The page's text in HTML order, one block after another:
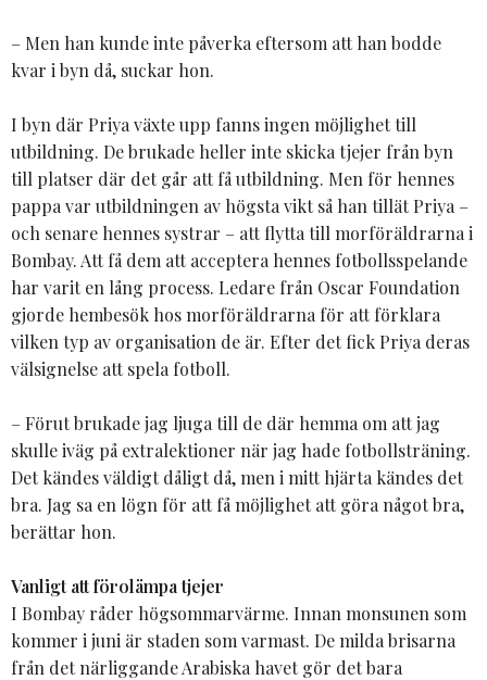
– Men han kunde inte påverka eftersom att han bodde
kvar i byn då, suckar hon.
I byn där Priya växte upp fanns ingen möjlighet till
utbildning. De brukade heller inte skicka tjejer från byn
till platser där det går att få utbildning. Men för hennes
pappa var utbildningen av högsta vikt så han tillät Priya –
och senare hennes systrar – att flytta till morföräldrarna i
Bombay. Att få dem att acceptera hennes fotbollsspelande
har varit en lång process. Ledare från Oscar Foundation
gjorde hembesök hos morföräldrarna för att förklara
vilken typ av organisation de är. Efter det fick Priya deras
välsignelse att spela fotboll.
– Förut brukade jag ljuga till de där hemma om att jag
skulle iväg på extralektioner när jag hade fotbollsträning.
Det kändes väldigt dåligt då, men i mitt hjärta kändes det
bra. Jag sa en lögn för att få möjlighet att göra något bra,
berättar hon.
Vanligt att förolämpa tjejer
I Bombay råder högsommarvärme. Innan monsunen som
kommer i juni är staden som varmast. De milda brisarna
från det närliggande Arabiska havet gör det bara